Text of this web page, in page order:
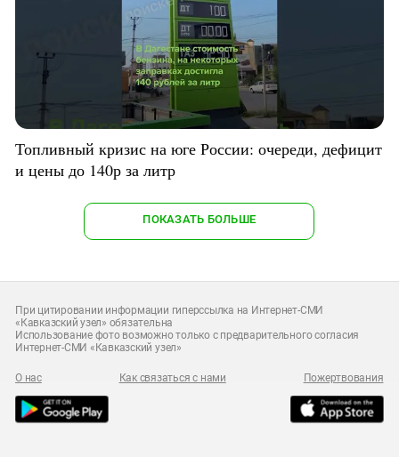
Топливный кризис на юге России: очереди, дефицит
и цены до 140р за литр
ПОКАЗАТЬ БОЛЬШЕ
При цитировании информации гиперссылка на Интернет-СМИ
«Кавказский узел» обязательна
Использование фото возможно только с предварительного согласия
Интернет-СМИ «Кавказский узел»
О нас Как связаться с нами Пожертвования